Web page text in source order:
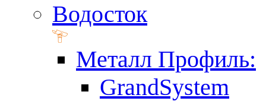
Водосток
Металл Профиль:
GrandSystem